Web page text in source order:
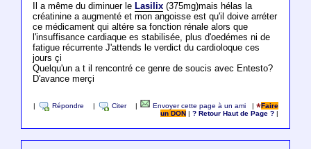
Il a même du diminuer le Lasilix(375mg)mais hélas la
créatinine a augmenté et mon angoisse est qu'il doive arréter
ce médicament qui altére sa fonction rénale alors que
l'insuffisance cardiaque es stabilisée, plus d'oedémes ni de
fatigue récurrente J'attends le verdict du cardioloque ces
jours çi
Quelqu'un a t il rencontré ce genre de soucis avec Entesto?
D'avance merçi
Répondre Citer Envoyer cette page à un ami |
Faire
un DON
|? Retour Haut de Page ?